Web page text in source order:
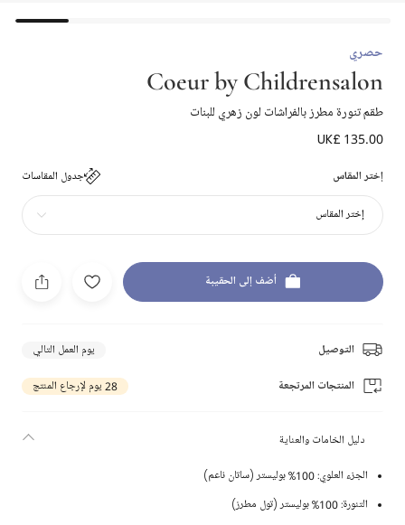
حصري
Coeur by Childrensalon
طقم تنورة مطرز بالفراشات لون زهري للبنات
UK£ 135.00
إختر المقاس جدول المقاسات
إختر المقاس
أضف إلى الحقيبة
التوصيل يوم العمل التالي
المنتجات المرتجعة 28 يوم لإرجاع المنتج
دليل الخامات والعناية
الجزء العلوي: 100% بوليستر (ساتان ناعم)
التنورة: 100% بوليستر (تول مطرز)